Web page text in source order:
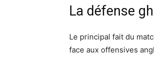
La défense
Le principal fait du
face aux offensives